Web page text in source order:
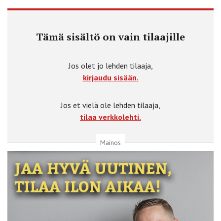
Tämä sisältö on vain tilaajille
Jos olet jo lehden tilaaja,
kirjaudu sisään.
Jos et vielä ole lehden tilaaja,
tilaa verkkolehti.
Mainos